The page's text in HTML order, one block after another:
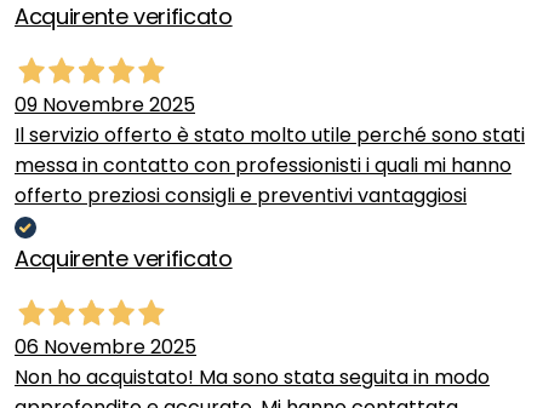
Acquirente verificato
09 Novembre 2025
Il servizio offerto è stato molto utile perché sono stati
messa in contatto con professionisti i quali mi hanno
offerto preziosi consigli e preventivi vantaggiosi
Acquirente verificato
06 Novembre 2025
Non ho acquistato! Ma sono stata seguita in modo